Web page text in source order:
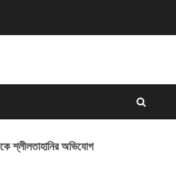
শ্লীলতাহানির অভিযোগ